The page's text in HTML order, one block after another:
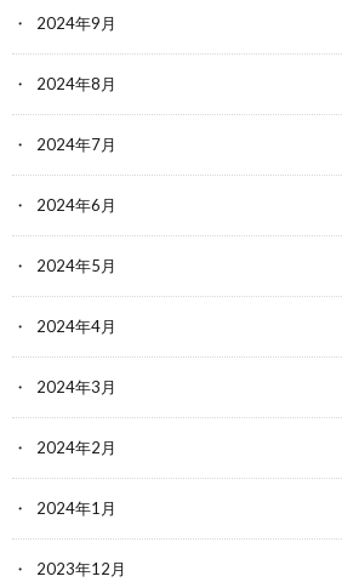
2024年9月
2024年8月
2024年7月
2024年6月
2024年5月
2024年4月
2024年3月
2024年2月
2024年1月
2023年12月